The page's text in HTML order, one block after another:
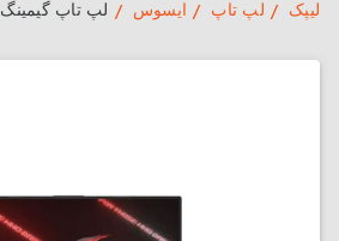
لیپک لپ تاپ ایسوس لپ تاپ گیمینگ 15.6 اینچی ایسوس مدل ASUS ROG Gaming G513QY-SG15.R96800-16-512SSD-12GB